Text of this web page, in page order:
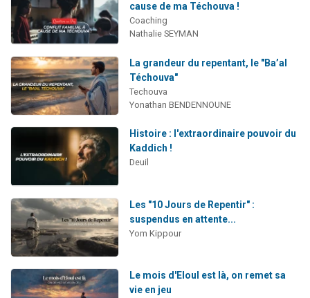
cause de ma Téchouva !
Coaching
Nathalie SEYMAN
La grandeur du repentant, le "Ba’al
Téchouva"
Techouva
Yonathan BENDENNOUNE
Histoire : l'extraordinaire pouvoir du
Kaddich !
Deuil
Les "10 Jours de Repentir" :
suspendus en attente...
Yom Kippour
Le mois d'Eloul est là, on remet sa
vie en jeu